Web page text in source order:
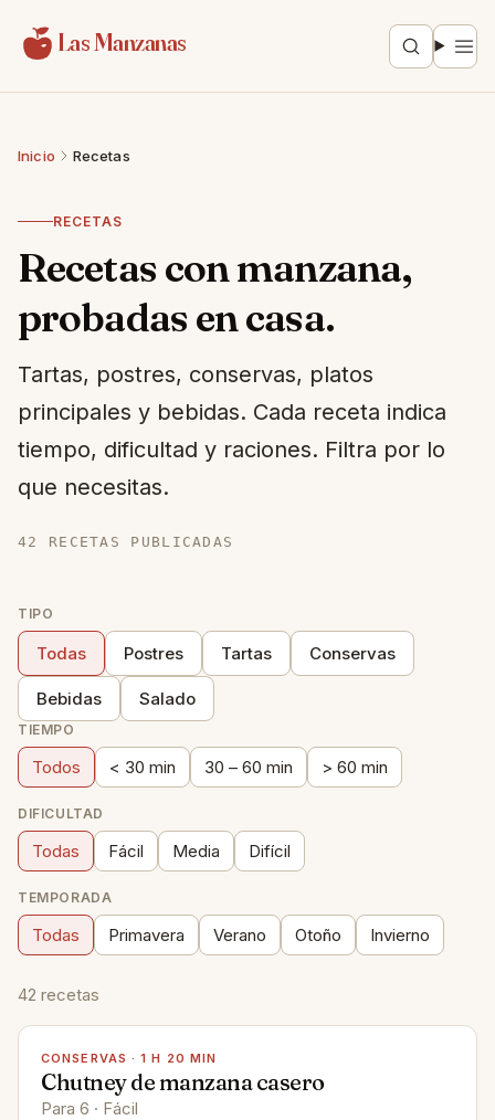
Las Manzanas
Inicio Recetas
RECETAS
Recetas con manzana,
probadas en casa.
Tartas, postres, conservas, platos
principales y bebidas. Cada receta indica
tiempo, dificultad y raciones. Filtra por lo
que necesitas.
42 RECETAS PUBLICADAS
TIPO
Todas Postres Tartas Conservas
Bebidas Salado
TIEMPO
Todos < 30 min 30 – 60 min > 60 min
DIFICULTAD
Todas Fácil Media Difícil
TEMPORADA
Todas Primavera Verano Otoño Invierno
42 recetas
CONSERVAS ·1 H 20 MIN
Chutney de manzana casero
Para 6 · Fácil